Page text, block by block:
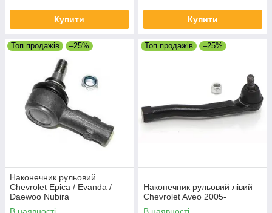
Купити Купити
Топ продажів –25%
Наконечник рульовий
Chevrolet Epica / Evanda /
Daewoo Nubira
Топ продажів –25%
Наконечник рульовий лівий
Chevrolet Aveo 2005-